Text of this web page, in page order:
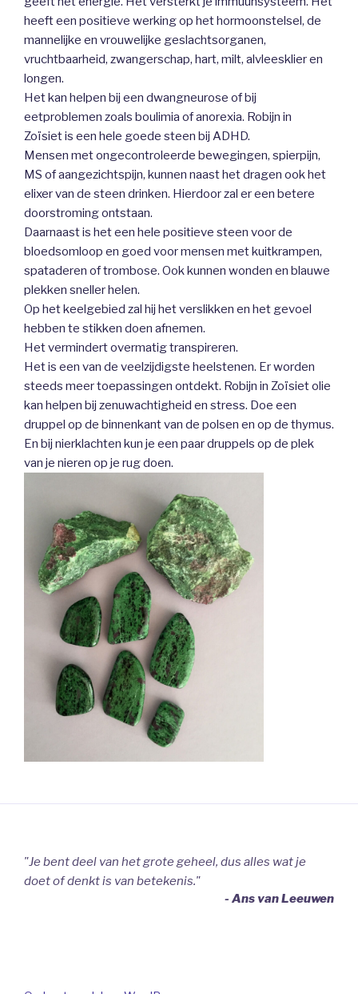
heeft een positieve werking op het hormoonstelsel, de
mannelijke en vrouwelijke geslachtsorganen,
vruchtbaarheid, zwangerschap, hart, milt, alvleesklier en
longen.
Het kan helpen bij een dwangneurose of bij
eetproblemen zoals boulimia of anorexia. Robijn in
Zoïsiet is een hele goede steen bij ADHD.
Mensen met ongecontroleerde bewegingen, spierpijn,
MS of aangezichtspijn, kunnen naast het dragen ook het
elixer van de steen drinken. Hierdoor zal er een betere
doorstroming ontstaan.
Daarnaast is het een hele positieve steen voor de
bloedsomloop en goed voor mensen met kuitkrampen,
spataderen of trombose. Ook kunnen wonden en blauwe
plekken sneller helen.
Op het keelgebied zal hij het verslikken en het gevoel
hebben te stikken doen afnemen.
Het vermindert overmatig transpireren.
Het is een van de veelzijdigste heelstenen. Er worden
steeds meer toepassingen ontdekt. Robijn in Zoïsiet olie
kan helpen bij zenuwachtigheid en stress. Doe een
druppel op de binnenkant van de polsen en op de thymus.
En bij nierklachten kun je een paar druppels op de plek
van je nieren op je rug doen.
"Je bent deel van het grote geheel, dus alles wat je
doet of denkt is van betekenis."
- Ans van Leeuwen